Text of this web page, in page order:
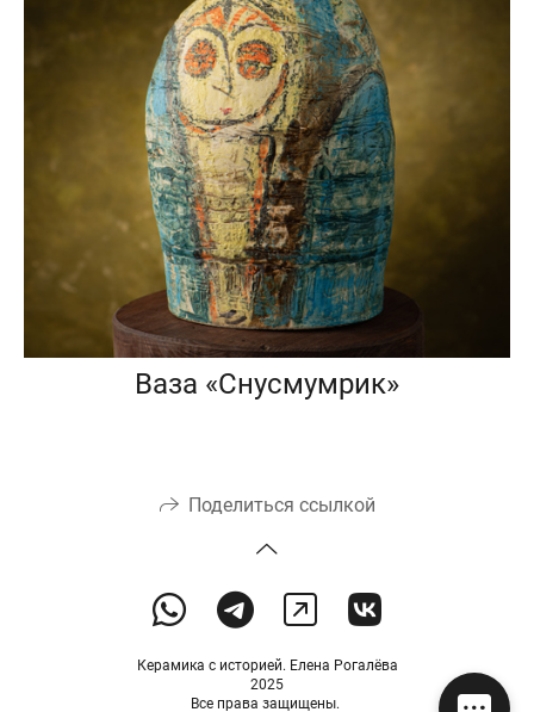
Ваза «Снусмумрик»
Поделиться ссылкой
Керамика с историей. Елена Рогалёва
2025
Все права защищены.